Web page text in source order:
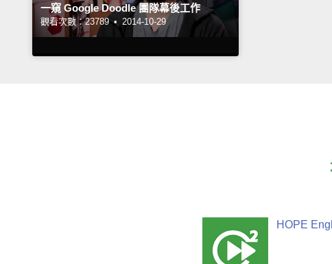
一窺 Google Doodle 團隊幕後工作
觀看次數：23789 • 2014-10-29
HOPE